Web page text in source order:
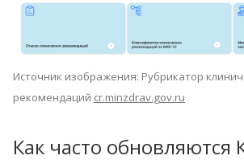
Источник изображения: Рубрикатор
рекомендаций cr.minzdrav.gov.ru
Как часто обновляются